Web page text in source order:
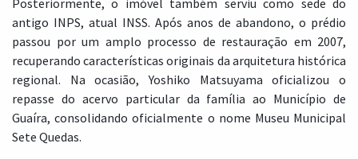
antigo INPS, atual INSS. Após anos de abandono, o prédio
passou por um amplo processo de restauração em 2007,
recuperando características originais da arquitetura histórica
regional. Na ocasião, Yoshiko Matsuyama oficializou o
repasse do acervo particular da família ao Município de
Guaíra, consolidando oficialmente o nome Museu Municipal
Sete Quedas.